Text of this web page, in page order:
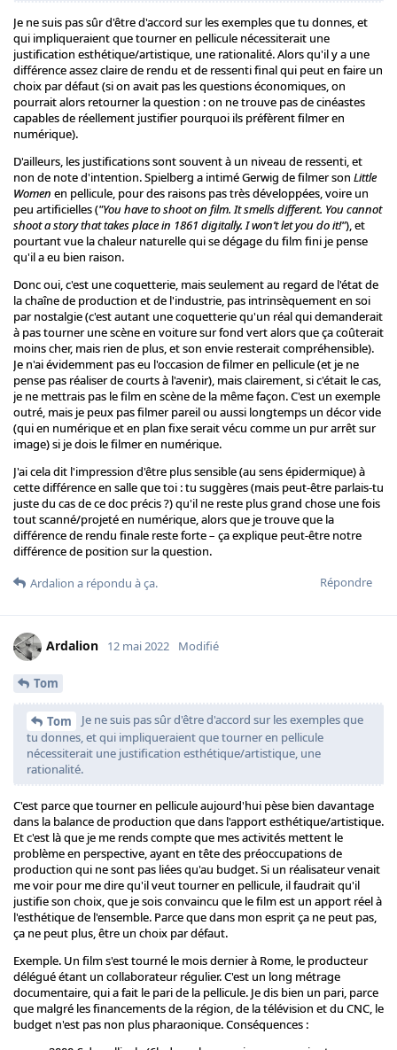
Je ne suis pas sûr d'être d'accord sur les exemples que tu donnes, et
qui impliqueraient que tourner en pellicule nécessiterait une
justification esthétique/artistique, une rationalité. Alors qu'il y a une
différence assez claire de rendu et de ressenti final qui peut en faire un
choix par défaut (si on avait pas les questions économiques, on
pourrait alors retourner la question : on ne trouve pas de cinéastes
capables de réellement justifier pourquoi ils préfèrent filmer en
numérique).
D'ailleurs, les justifications sont souvent à un niveau de ressenti, et
non de note d'intention. Spielberg a intimé Gerwig de filmer son Little
Women en pellicule, pour des raisons pas très développées, voire un
peu artificielles ("You have to shoot on film. It smells different. You cannot
shoot a story that takes place in 1861 digitally. I won’t let you do it!"), et
pourtant vue la chaleur naturelle qui se dégage du film fini je pense
qu'il a eu bien raison.
Donc oui, c'est une coquetterie, mais seulement au regard de l'état de
la chaîne de production et de l'industrie, pas intrinsèquement en soi
par nostalgie (c'est autant une coquetterie qu'un réal qui demanderait
à pas tourner une scène en voiture sur fond vert alors que ça coûterait
moins cher, mais rien de plus, et son envie resterait compréhensible).
Je n'ai évidemment pas eu l'occasion de filmer en pellicule (et je ne
pense pas réaliser de courts à l'avenir), mais clairement, si c'était le cas,
je ne mettrais pas le film en scène de la même façon. C'est un exemple
outré, mais je peux pas filmer pareil ou aussi longtemps un décor vide
(qui en numérique et en plan fixe serait vécu comme un pur arrêt sur
image) si je dois le filmer en numérique.
J'ai cela dit l'impression d'être plus sensible (au sens épidermique) à
cette différence en salle que toi : tu suggères (mais peut-être parlais-tu
juste du cas de ce doc précis ?) qu'il ne reste plus grand chose une fois
tout scanné/projeté en numérique, alors que je trouve que la
différence de rendu finale reste forte – ça explique peut-être notre
différence de position sur la question.
Répondre
Ardalion a répondu à ça.
Ardalion 12 mai 2022 Modifié
Tom
Tom
Je ne suis pas sûr d'être d'accord sur les exemples que
tu donnes, et qui impliqueraient que tourner en pellicule
nécessiterait une justification esthétique/artistique, une
rationalité.
C'est parce que tourner en pellicule aujourd'hui pèse bien davantage
dans la balance de production que dans l'apport esthétique/artistique.
Et c'est là que je me rends compte que mes activités mettent le
problème en perspective, ayant en tête des préoccupations de
production qui ne sont pas liées qu'au budget. Si un réalisateur venait
me voir pour me dire qu'il veut tourner en pellicule, il faudrait qu'il
justifie son choix, que je sois convaincu que le film est un apport réel à
l'esthétique de l'ensemble. Parce que dans mon esprit ça ne peut pas,
ça ne peut plus, être un choix par défaut.
Exemple. Un film s'est tourné le mois dernier à Rome, le producteur
délégué étant un collaborateur régulier. C'est un long métrage
documentaire, qui a fait le pari de la pellicule. Je dis bien un pari, parce
que malgré les financements de la région, de la télévision et du CNC, le
budget n'est pas non plus pharaonique. Conséquences :